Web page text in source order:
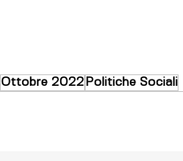
Ottobre 2022 Politiche Sociali